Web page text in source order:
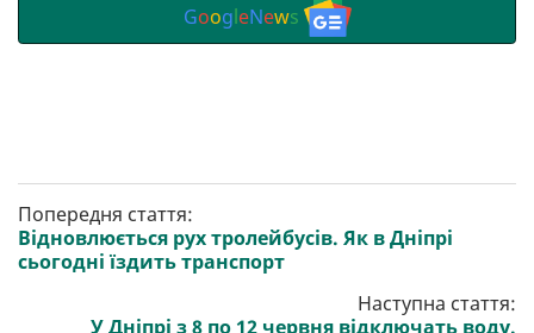
GoogleNews
Попередня стаття:
Відновлюється рух тролейбусів. Як в Дніпрі
сьогодні їздить транспорт
Наступна стаття:
У Дніпрі з 8 по 12 червня відключать воду.